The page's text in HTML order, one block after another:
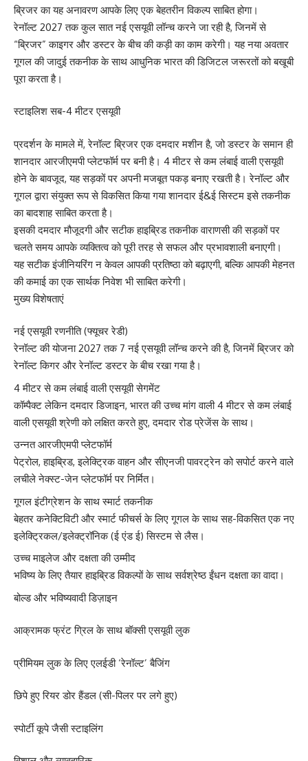
ब्रिजर का यह अनावरण आपके लिए एक बेहतरीन विकल्प साबित होगा।
रेनॉल्ट 2027 तक कुल सात नई एसयूवी लॉन्च करने जा रही है, जिनमें से
“ब्रिजर” काइगर और डस्टर के बीच की कड़ी का काम करेगी। यह नया अवतार
गूगल की जादुई तकनीक के साथ आधुनिक भारत की डिजिटल जरूरतों को बखूबी
पूरा करता है।
स्टाइलिश सब-4 मीटर एसयूवी
प्रदर्शन के मामले में, रेनॉल्ट ब्रिजर एक दमदार मशीन है, जो डस्टर के समान ही
शानदार आरजीएमपी प्लेटफॉर्म पर बनी है। 4 मीटर से कम लंबाई वाली एसयूवी
होने के बावजूद, यह सड़कों पर अपनी मजबूत पकड़ बनाए रखती है। रेनॉल्ट और
गूगल द्वारा संयुक्त रूप से विकसित किया गया शानदार ई&ई सिस्टम इसे तकनीक
का बादशाह साबित करता है।
इसकी दमदार मौजूदगी और सटीक हाइब्रिड तकनीक वाराणसी की सड़कों पर
चलते समय आपके व्यक्तित्व को पूरी तरह से सफल और प्रभावशाली बनाएगी।
यह सटीक इंजीनियरिंग न केवल आपकी प्रतिष्ठा को बढ़ाएगी, बल्कि आपकी मेहनत
की कमाई का एक सार्थक निवेश भी साबित करेगी।
मुख्य विशेषताएं
नई एसयूवी रणनीति (फ्यूचर रेडी)
रेनॉल्ट की योजना 2027 तक 7 नई एसयूवी लॉन्च करने की है, जिनमें ब्रिजर को
रेनॉल्ट किगर और रेनॉल्ट डस्टर के बीच रखा गया है।
4 मीटर से कम लंबाई वाली एसयूवी सेगमेंट
कॉम्पैक्ट लेकिन दमदार डिजाइन, भारत की उच्च मांग वाली 4 मीटर से कम लंबाई
वाली एसयूवी श्रेणी को लक्षित करते हुए, दमदार रोड प्रेजेंस के साथ।
उन्नत आरजीएमपी प्लेटफॉर्म
पेट्रोल, हाइब्रिड, इलेक्ट्रिक वाहन और सीएनजी पावरट्रेन को सपोर्ट करने वाले
लचीले नेक्स्ट-जेन प्लेटफॉर्म पर निर्मित।
गूगल इंटीग्रेशन के साथ स्मार्ट तकनीक
बेहतर कनेक्टिविटी और स्मार्ट फीचर्स के लिए गूगल के साथ सह-विकसित एक नए
इलेक्ट्रिकल/इलेक्ट्रॉनिक (ई एंड ई) सिस्टम से लैस।
उच्च माइलेज और दक्षता की उम्मीद
भविष्य के लिए तैयार हाइब्रिड विकल्पों के साथ सर्वश्रेष्ठ ईंधन दक्षता का वादा।
बोल्ड और भविष्यवादी डिज़ाइन
आक्रामक फ्रंट ग्रिल के साथ बॉक्सी एसयूवी लुक
प्रीमियम लुक के लिए एलईडी ‘रेनॉल्ट’ बैजिंग
छिपे हुए रियर डोर हैंडल (सी-पिलर पर लगे हुए)
स्पोर्टी कूपे जैसी स्टाइलिंग